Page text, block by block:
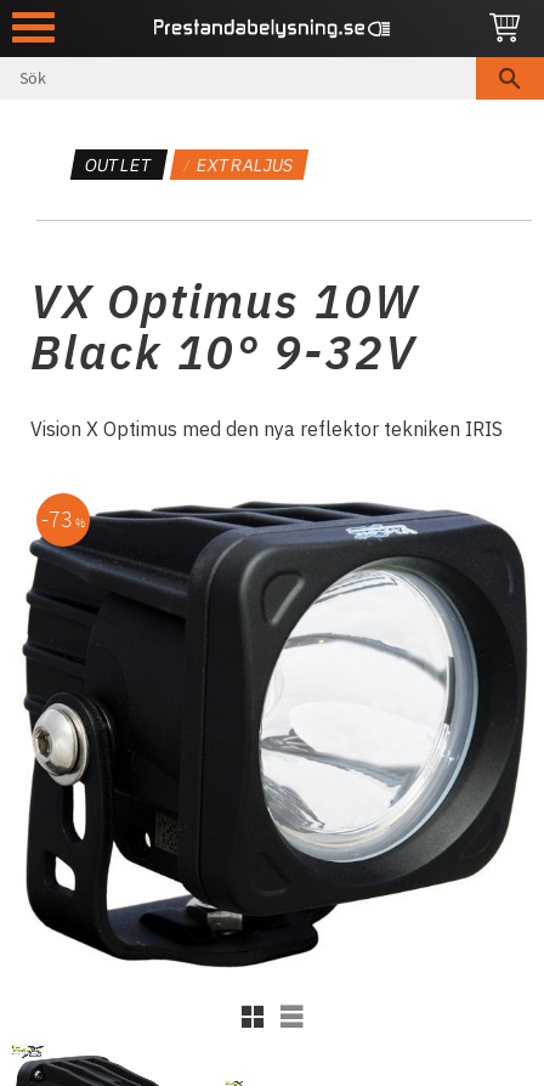
Meny
OUTLET EXTRALJUS
VX Optimus 10W
Black 10° 9-32V
Vision X Optimus med den nya reflektor tekniken IRIS
73 %
Rutnätsvy
Listvy